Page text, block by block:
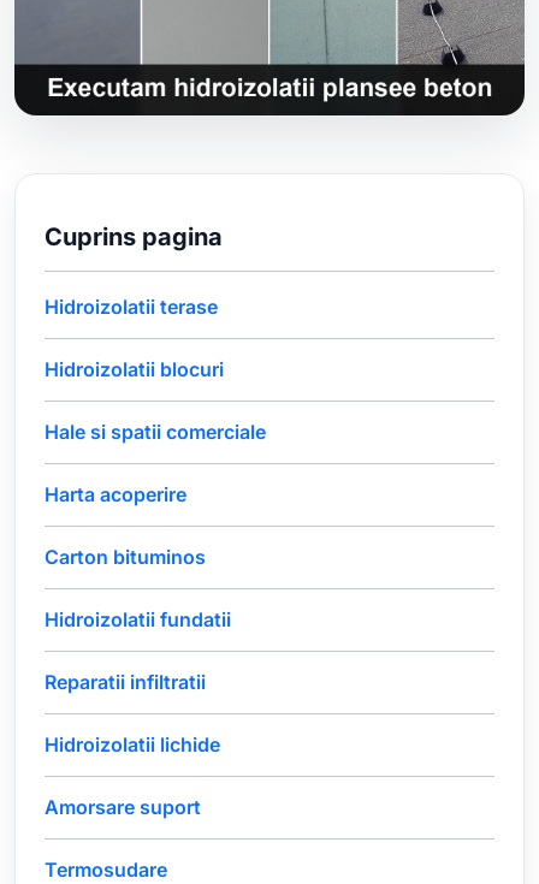
Cuprins pagina
Hidroizolatii terase
Hidroizolatii blocuri
Hale si spatii comerciale
Harta acoperire
Carton bituminos
Hidroizolatii fundatii
Reparatii infiltratii
Hidroizolatii lichide
Amorsare suport
Termosudare